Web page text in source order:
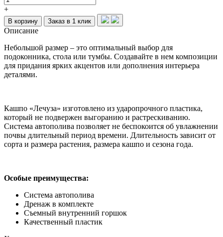
+
В корзину Заказ в 1 клик
Описание
Небольшой размер – это оптимальный выбор для
подоконника, стола или тумбы. Создавайте в нем композиции
для придания ярких акцентов или дополнения интерьера
деталями.
Кашпо «Лечуза» изготовлено из ударопрочного пластика,
который не подвержен выгоранию и растрескиванию.
Система автополива позволяет не беспокоится об увлажнении
почвы длительный период времени. Длительность зависит от
сорта и размера растения, размера кашпо и сезона года.
Особые преимущества:
Система автополива
Дренаж в комплекте
Съемный внутренний горшок
Качественный пластик